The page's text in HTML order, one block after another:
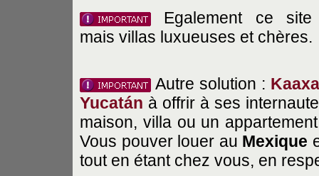
Egalement ce
mais villas luxueuses et chères.
Autre solution :
Yucatán à offrir à ses
maison, villa ou un
Vous pouver louer au Mexique
tout en étant chez vous, en